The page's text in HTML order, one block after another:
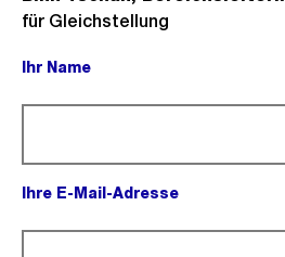
für Gleichstellung
Ihr Name
Ihre E-Mail-Adresse